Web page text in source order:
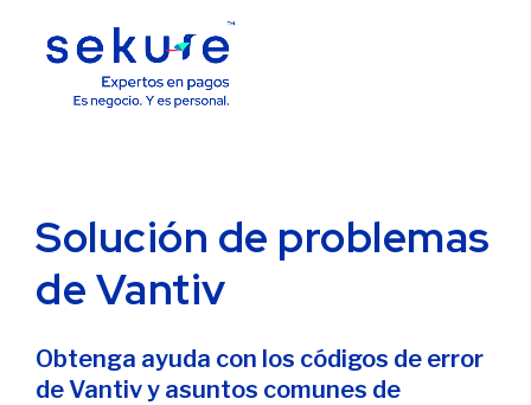
Solución de problemas
de Vantiv
Obtenga ayuda con los códigos de error
de Vantiv y asuntos comunes de